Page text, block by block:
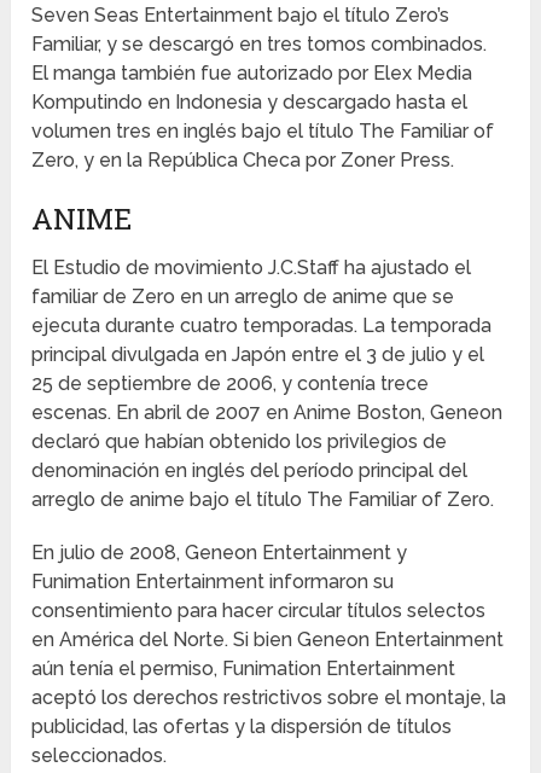
Seven Seas Entertainment bajo el título Zero’s
Familiar, y se descargó en tres tomos combinados.
El manga también fue autorizado por Elex Media
Komputindo en Indonesia y descargado hasta el
volumen tres en inglés bajo el título The Familiar of
Zero, y en la República Checa por Zoner Press.
ANIME
El Estudio de movimiento J.C.Staff ha ajustado el
familiar de Zero en un arreglo de anime que se
ejecuta durante cuatro temporadas. La temporada
principal divulgada en Japón entre el 3 de julio y el
25 de septiembre de 2006, y contenía trece
escenas. En abril de 2007 en Anime Boston, Geneon
declaró que habían obtenido los privilegios de
denominación en inglés del período principal del
arreglo de anime bajo el título The Familiar of Zero.
En julio de 2008, Geneon Entertainment y
Funimation Entertainment informaron su
consentimiento para hacer circular títulos selectos
en América del Norte. Si bien Geneon Entertainment
aún tenía el permiso, Funimation Entertainment
aceptó los derechos restrictivos sobre el montaje, la
publicidad, las ofertas y la dispersión de títulos
seleccionados.